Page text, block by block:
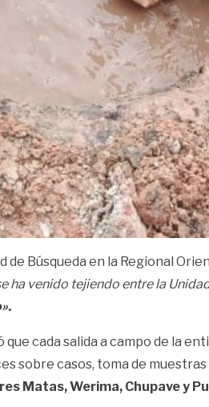
de Búsqueda en la Regional
ha venido tejiendo entre la
cada salida a campo de la
sobre casos, toma de
Matas, Werima, Chupave y